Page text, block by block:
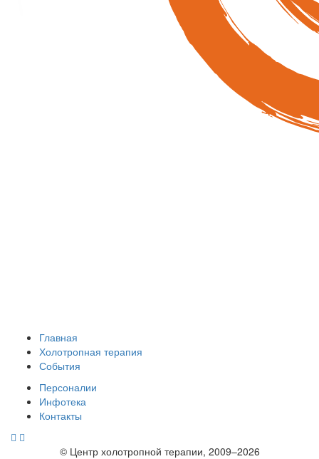
Главная
Холотропная терапия
События
Персоналии
Инфотека
Контакты
© Центр холотропной терапии, 2009–2026